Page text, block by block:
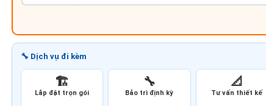
🔧 Dịch vụ đi kèm
🏗️
Lắp đặt trọn gói
🔧
Bảo trì định kỳ
📐
Tư vấn thiết kế